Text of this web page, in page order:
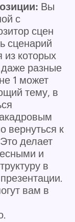
Вы
с
сцен
сценарий
из которых
разные
1 может
тему, в
вернуться к
делает
и
в
вам в